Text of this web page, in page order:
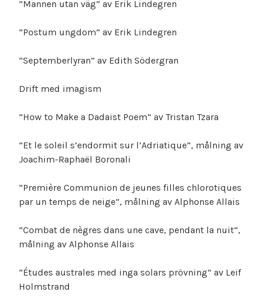
”Mannen utan väg” av Erik Lindegren
”Postum ungdom” av Erik Lindegren
”Septemberlyran” av Edith Södergran
Drift med imagism
”How to Make a Dadaist Poem” av Tristan Tzara
”Et le soleil s’endormit sur l’Adriatique”, målning av
Joachim-Raphaël Boronali
”Première Communion de jeunes filles chlorotiques
par un temps de neige”, målning av Alphonse Allais
”Combat de nègres dans une cave, pendant la nuit”,
målning av Alphonse Allais
”Études australes med inga solars prövning” av Leif
Holmstrand